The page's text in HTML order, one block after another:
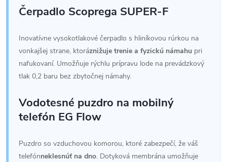
Čerpadlo Scoprega SUPER-F
Inovatívne vysokotlakové čerpadlo s hliníkovou rúrkou na
vonkajšej strane, ktoráznižuje trenie a fyzickú námahu pri
nafukovaní. Umožňuje rýchlu prípravu lode na prevádzkový
tlak 0,2 baru bez zbytočnej námahy.
Vodotesné puzdro na mobilný
telefón EG Flow
Puzdro so vzduchovou komorou, ktoré zabezpečí, že váš
telefónneklesnúť na dno. Dotyková membrána umožňuje